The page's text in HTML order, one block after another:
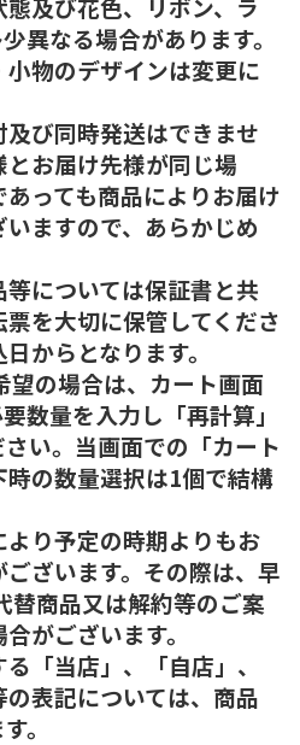
異なる場合があります。
物のデザインは変更に
び同時発送はできませ
お届け先様が同じ場
っても商品によりお届け
ますので、あらかじめ
については保証書と共
を大切に保管してくださ
からとなります。
の場合は、カート画面
数量を入力し「再計算」
い。当画面での「カート
の数量選択は1個で結構
り予定の時期よりもお
ざいます。その際は、早
替商品又は解約等のご案
がございます。
「当店」、「自店」、
の表記については、商品
。